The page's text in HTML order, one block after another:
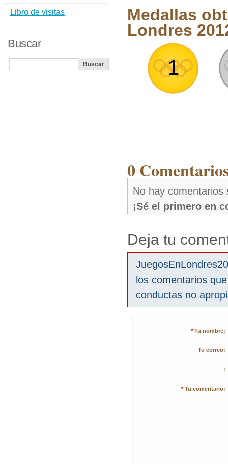
Medallas
Londres
1
0
No hay comentarios
¡Sé el primero en
Deja tu
los comentarios
conductas no
* Tu nombre:
Tu correo:
:
* Tu comentario:
Libro de visitas
Buscar